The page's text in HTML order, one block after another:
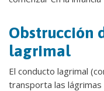
Obstrucción
lagrimal
El conducto lagrimal
transporta las